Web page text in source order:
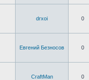
drxoi 0
Евгений Безносов 0
CraftMan 0